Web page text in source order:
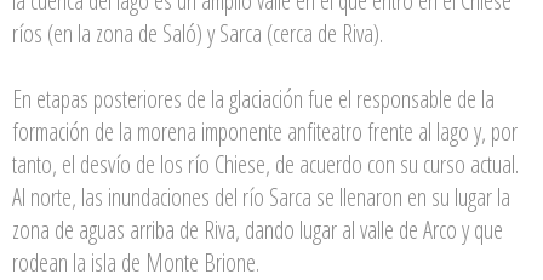
ríos (en la zona de Saló) y Sarca (cerca de Riva).
En etapas posteriores de la glaciación fue el responsable de la
formación de la morena imponente anfiteatro frente al lago y, por
tanto, el desvío de los río Chiese, de acuerdo con su curso actual.
Al norte, las inundaciones del río Sarca se llenaron en su lugar la
zona de aguas arriba de Riva, dando lugar al valle de Arco y que
rodean la isla de Monte Brione.